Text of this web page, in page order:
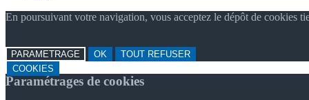
En poursuivant votre navigation, vous acceptez le dépôt de cookies
PARAMETRAGE OK
TOUT REFUSER
COOKIES
Paramétrages de cookies